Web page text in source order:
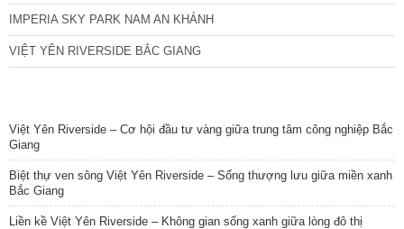
IMPERIA SKY PARK NAM AN KHÁNH
VIỆT YÊN RIVERSIDE BẮC GIANG
Việt Yên Riverside – Cơ hội đầu tư vàng giữa trung tâm công nghiệp Bắc
Giang
Biệt thự ven sông Việt Yên Riverside – Sống thượng lưu giữa miền xanh
Bắc Giang
Liền kề Việt Yên Riverside – Không gian sống xanh giữa lòng đô thị